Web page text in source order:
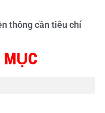
thông cần tiêu chí
MỤC